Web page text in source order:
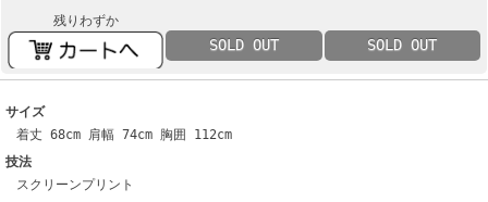
残りわずか
SOLD OUT SOLD OUT
サイズ
着丈 68cm 肩幅 74cm 胸囲 112cm
技法
スクリーンプリント